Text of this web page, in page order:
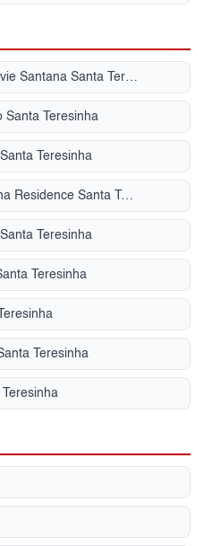
Condomínio Residencial Lavie Santana Santa Teresinha
Santa Teresinha
Teresinha
Condomínio Waldorf Santana Residence Santa Teresinha
Teresinha
Teresinha
Teresinha